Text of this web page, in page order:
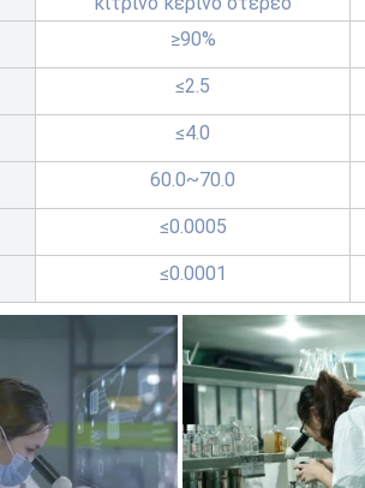
≥90%
≤2.5
≤4.0
60.0~70.0
≤0.0005
≤0.0001